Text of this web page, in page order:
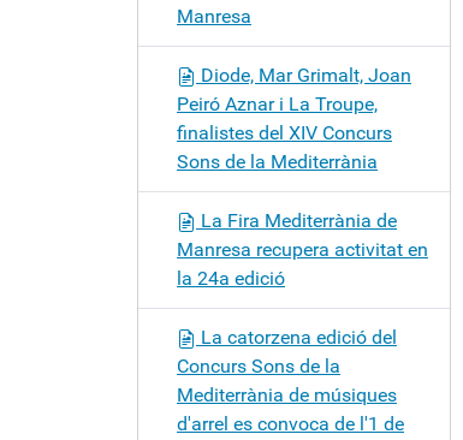
Manresa
Diode, Mar Grimalt, Joan
Peiró Aznar i La Troupe,
finalistes del XIV Concurs
Sons de la Mediterrània
La Fira Mediterrània de
Manresa recupera activitat en
la 24a edició
La catorzena edició del
Concurs Sons de la
Mediterrània de músiques
d'arrel es convoca de l'1 de